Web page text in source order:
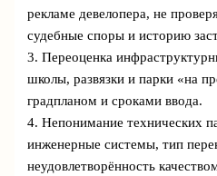
рекламе девелопера, не
судебные споры и историю
3. Переоценка
школы, развязки и парки «на
градпланом и сроками ввода.
4. Непонимание технических
инженерные системы, тип
неудовлетворённость